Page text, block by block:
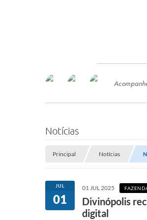
SERVIÇOS
SEMED
Processo de Contratação -
Concursos e Processos
Notícias
Principal Notícias
JUL
01
01 JUL 2025
Divinópolis
digital